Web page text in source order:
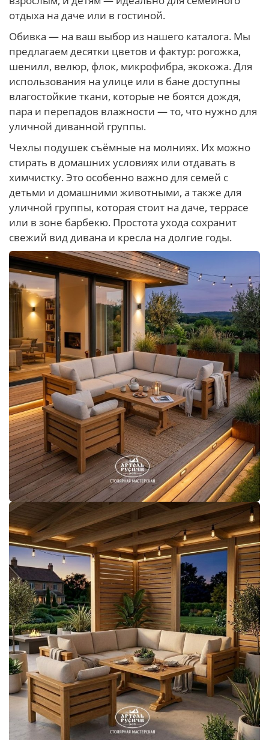
отдыха на даче или в гостиной.
Обивка — на ваш выбор из нашего каталога. Мы
предлагаем десятки цветов и фактур: рогожка,
шенилл, велюр, флок, микрофибра, экокожа. Для
использования на улице или в бане доступны
влагостойкие ткани, которые не боятся дождя,
пара и перепадов влажности — то, что нужно для
уличной диванной группы.
Чехлы подушек съёмные на молниях. Их можно
стирать в домашних условиях или отдавать в
химчистку. Это особенно важно для семей с
детьми и домашними животными, а также для
уличной группы, которая стоит на даче, террасе
или в зоне барбекю. Простота ухода сохранит
свежий вид дивана и кресла на долгие годы.